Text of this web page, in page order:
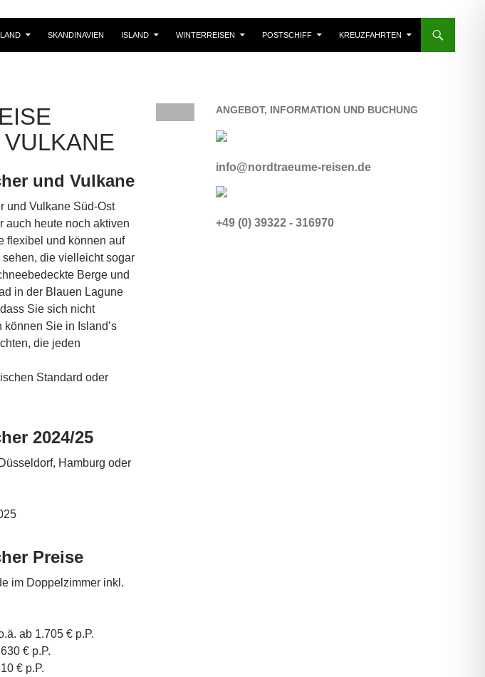
SKANDINAVIEN ISLAND WINTERREISEN POSTSCHIFF KREUZFAHRTEN
und Vulkane
und Vulkane Süd-Ost
auch heute noch aktiven
flexibel und können auf
die vielleicht sogar
Berge und
in der Blauen Lagune
Sie sich nicht
Sie in Island’s
die jeden
Standard oder
2024/25
Hamburg oder
Preise
im Doppelzimmer inkl.
ab 1.705 € p.P.
€ p.P.
€ p.P.
ANGEBOT, INFORMATION UND BUCHUNG
info@nordtraeume-reisen.de
+49 (0) 39322 - 316970